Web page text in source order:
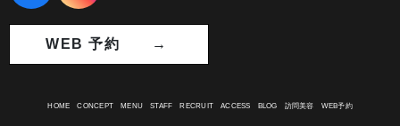
WEB 予約 →
HOME CONCEPT MENU STAFF RECRUIT ACCESS BLOG 訪問美容 WEB予約